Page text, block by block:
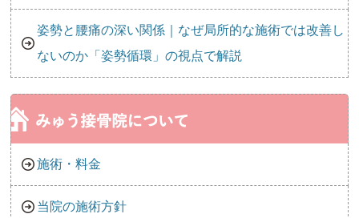
姿勢と腰痛の深い関係｜なぜ局所的な施術では改善し
ないのか「姿勢循環」の視点で解説
施術・料金
当院の施術方針